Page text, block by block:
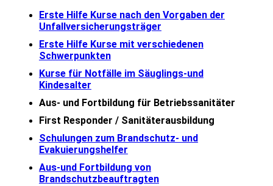
Erste Hilfe Kurse nach den Vorgaben der
Unfallversicherungsträger
Erste Hilfe Kurse mit verschiedenen
Schwerpunkten
Kurse für Notfälle im Säuglings-und
Kindesalter
Aus- und Fortbildung für Betriebssanitäter
First Responder / Sanitäterausbildung
Schulungen zum Brandschutz- und
Evakuierungshelfer
Aus-und Fortbildung von
Brandschutzbeauftragten